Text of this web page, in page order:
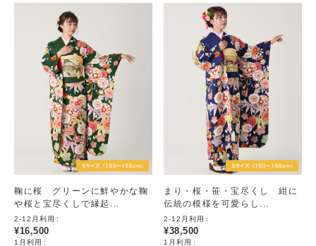
鞠に桜 グリーンに鮮やかな鞠
や桜と宝尽くしで縁起...
2-12月利用
¥16,500
1月利用
まり・桜・笹・宝尽くし 紺に
伝統の模様を可愛らし...
2-12月利用
¥38,500
1月利用